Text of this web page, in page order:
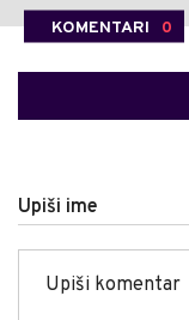
KOMENTARI 0
Upiši ime